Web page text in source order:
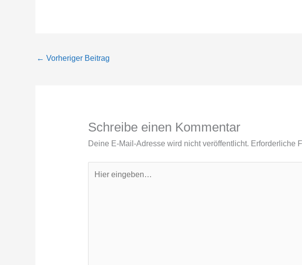
← Vorheriger Beitrag
Schreibe einen Kommentar
Deine E-Mail-Adresse wird nicht veröffentlicht. Erforderliche
eingeben…